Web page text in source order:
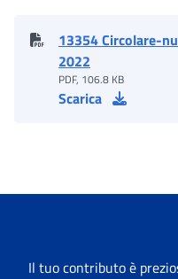
13354 Circolare-
2022
PDF, 106.8 KB
Scarica
Il tuo contributo è